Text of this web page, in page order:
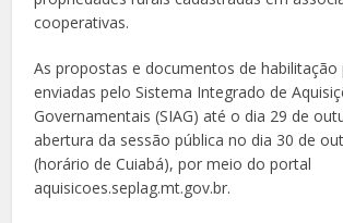
cooperativas.
As propostas e documentos de
enviadas pelo Sistema Integrado de
Governamentais (SIAG) até o dia 29 de
abertura da sessão pública no dia 30 de
(horário de Cuiabá), por meio do portal
aquisicoes.seplag.mt.gov.br.